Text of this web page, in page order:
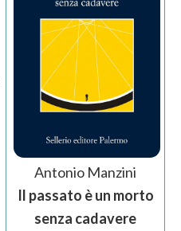
Antonio Manzini
Il passato è un morto
senza cadavere